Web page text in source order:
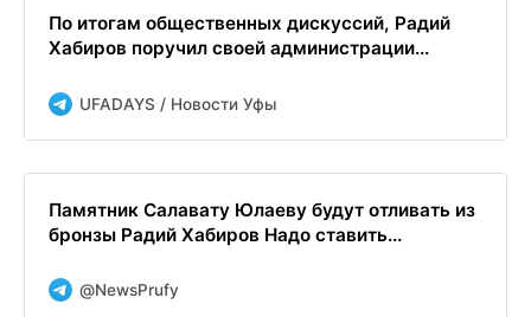
По итогам общественных дискуссий, Радий
Хабиров поручил своей администрации...
UFADAYS / Новости Уфы
Памятник Салавату Юлаеву будут отливать из
бронзы Радий Хабиров Надо ставить...
@NewsPrufy